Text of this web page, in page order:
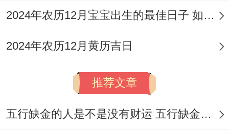
生肖相克忌参与:当日冲煞生肖者不宜参与仪
式，如冲猴则属猴者避让；免生口舌是非。
时辰谨守莫延误:吉时内完成核心仪式，过时
则气场消散；实际施工亦需遵循自然光照同
天气规律。
2024年农历12月宝宝出生的最佳日子 如何挑选适合的吉日
2024年农历12月黄历吉日
推荐文章
五行缺金的人是不是没有财运 五行缺金的人命运好不好